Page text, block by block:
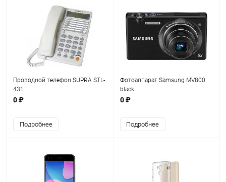
Проводной телефон SUPRA STL-
431
0 ₽
Подробнее
Фотоаппарат Samsung MV800
black
0 ₽
Подробнее